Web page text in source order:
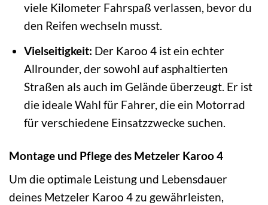
viele Kilometer Fahrspaß verlassen, bevor du
den Reifen wechseln musst.
Vielseitigkeit: Der Karoo 4 ist ein echter
Allrounder, der sowohl auf asphaltierten
Straßen als auch im Gelände überzeugt. Er ist
die ideale Wahl für Fahrer, die ein Motorrad
für verschiedene Einsatzzwecke suchen.
Montage und Pflege des Metzeler Karoo 4
Um die optimale Leistung und Lebensdauer
deines Metzeler Karoo 4 zu gewährleisten,